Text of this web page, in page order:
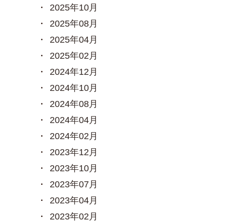
2025年10月
2025年08月
2025年04月
2025年02月
2024年12月
2024年10月
2024年08月
2024年04月
2024年02月
2023年12月
2023年10月
2023年07月
2023年04月
2023年02月